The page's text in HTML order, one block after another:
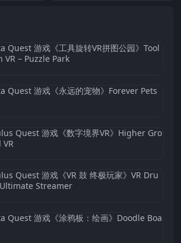
Quest 游戏《工具旋转VR拼图公园》Tool
VR – Puzzle Park
Quest 游戏《永远的宠物》Forever Pets
Quest 游戏《数字境界VR》Higher Gro
VR
Quest 游戏《VR 鼓 终极玩家》VR Dru
Streamer
Quest 游戏《涂鸦板：绘画》Doodle Boa